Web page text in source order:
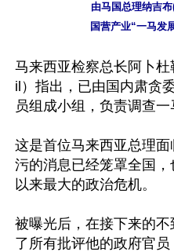
由马国总理纳吉
国营产业“一马发
马来西亚检察总长阿卜
il）指出，已由国内肃贪
员组成小组，负责调查一
这是首位马来西亚总理
污的消息已经笼罩全国
以来最大的政治危机。
被曝光后，在接下来的
了所有批评他的政府官